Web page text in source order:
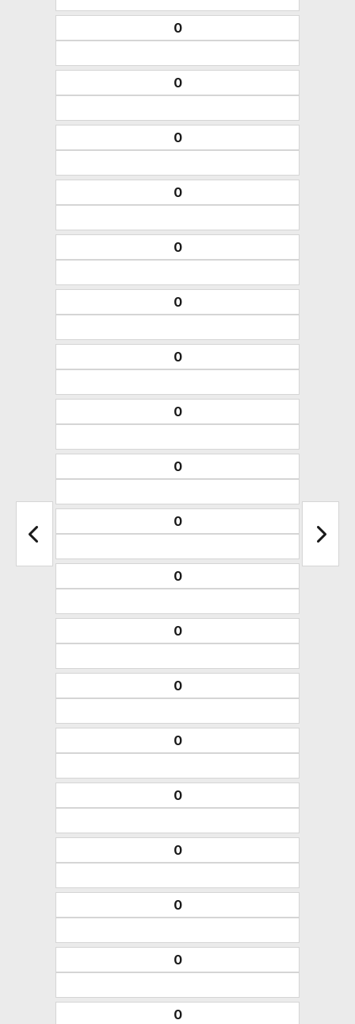
0
0
0
0
0
0
0
0
0
0
0
0
0
0
0
0
0
0
0